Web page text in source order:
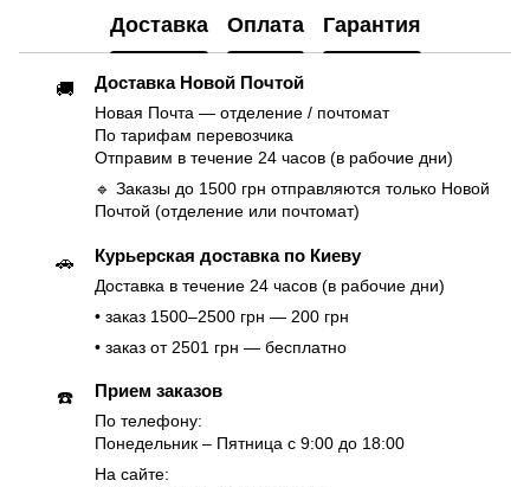
Доставка Оплата Гарантия
🚚 Доставка Новой Почтой
Новая Почта — отделение / почтомат
По тарифам перевозчика
Отправим в течение 24 часов (в рабочие дни)
🔹 Заказы до 1500 грн отправляются только Новой
Почтой (отделение или почтомат)
🚗 Курьерская доставка по Киеву
Доставка в течение 24 часов (в рабочие дни)
• заказ 1500–2500 грн — 200 грн
• заказ от 2501 грн — бесплатно
☎️ Прием заказов
По телефону:
Понедельник – Пятница с 9:00 до 18:00
На сайте: